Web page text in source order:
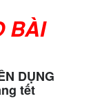
BÀI
DỤNG
tết